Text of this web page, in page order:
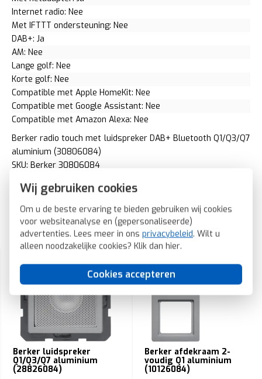
Wij gebruiken cookies
Om u de beste ervaring te bieden gebruiken wij cookies
voor websiteanalyse en (gepersonaliseerde)
advertenties. Lees meer in ons privacybeleid. Wilt u
alleen noodzakelijke cookies? Klik dan hier.
Cookies accepteren
Internet radio: Nee
Met IFTTT ondersteuning: Nee
DAB+: Ja
AM: Nee
Lange golf: Nee
Korte golf: Nee
Compatible met Apple HomeKit: Nee
Compatible met Google Assistant: Nee
Compatible met Amazon Alexa: Nee
Berker radio touch met luidspreker DAB+ Bluetooth Q1/Q3/Q7
aluminium (30806084)
SKU: Berker 30806084
Gerelateerde producten
Berker luidspreker
Q1/Q3/Q7 aluminium
(28826084)
Berker afdekraam 2-
voudig Q1 aluminium
(10126084)